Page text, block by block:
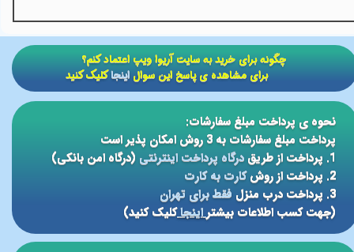
نحوه ی پرداخت مبلغ سفارشات:
پرداخت مبلغ سفارشات به 3 روش امکان پذیر است
1. پرداخت از طریق
درگاه پرداخت اینترنتی(درگاه امن بانکی)
2. پرداخت از روش
کارت به کارت
3. پرداخت درب منزل
فقط برای تهران
(جهت کسب اطلاعات بیشتر اینجاکلیک کنید)
​​چگونه برای خرید به سایت آریوا ویپ اعتماد کنم؟
برای مشاهده ی پاسخ این سوالاینجاکلیک کنید